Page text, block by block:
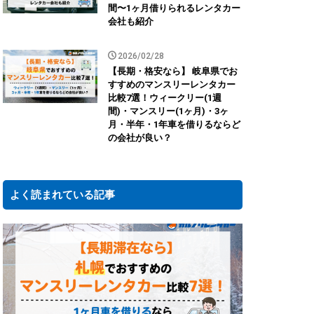
間〜1ヶ月借りられるレンタカー
会社も紹介
2026/02/28
【長期・格安なら】 岐阜県でお
すすめのマンスリーレンタカー
比較7選！ウィークリー(1週
間)・マンスリー(1ヶ月)・3ヶ
月・半年・1年車を借りるならど
の会社が良い？
よく読まれている記事